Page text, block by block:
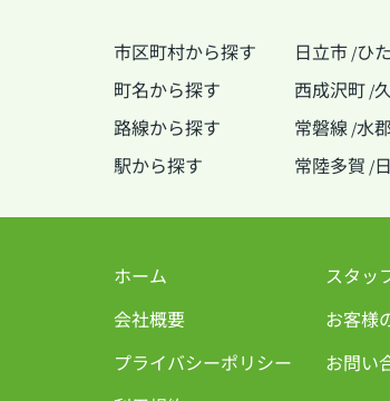
市区町村から探す 日立市 /ひ
町名から探す
西成沢町 /
路線から探す
常磐線 /水
駅から探す
常陸多賀 /
ホーム
会社概要
プライバシーポリシー
スタッ
お客様
お問い